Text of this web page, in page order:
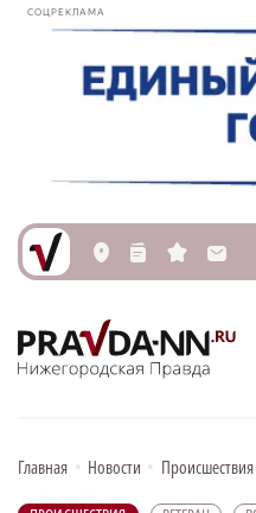
СОЦРЕКЛАМА
L n s M
Главная • Новости • Происшествия